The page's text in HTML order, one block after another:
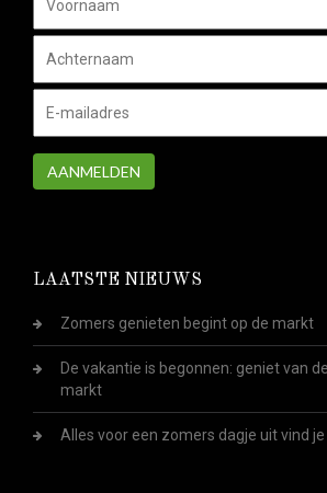
AANMELDEN
LAATSTE NIEUWS
Zomers genieten begint op de markt
De vakantie is begonnen: geniet van
markt
Alles voor een zomers dagje uit vind